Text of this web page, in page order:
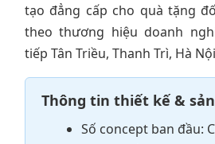
tạo đẳng cấp cho quà tặng
theo thương hiệu doanh
tiếp Tân Triều, Thanh Trì, Hà
Thông tin thiết kế &
Số concept ban đầu: